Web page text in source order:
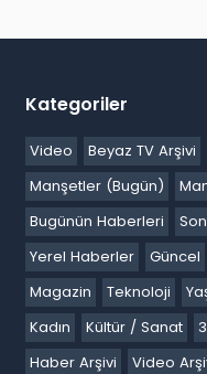
Kategoriler
Video Beyaz TV Arşivi
Manşetler (Bugün)
Bugünün Haberleri
Yerel Haberler
Güncel
Magazin
Teknoloji
Kadın
Kültür / Sanat
Haber Arşivi
Video